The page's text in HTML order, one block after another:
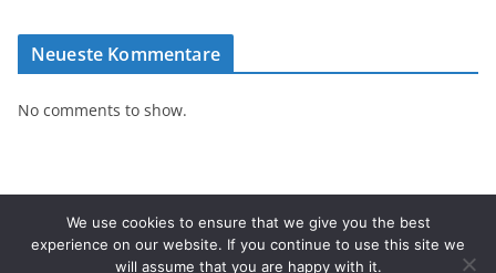
Neueste Kommentare
No comments to show.
Copyright © 202623inch.de. All rights reserved.
We use cookies to ensure that we give you the best
experience on our website. If you continue to use this site we
will assume that you are happy with it.